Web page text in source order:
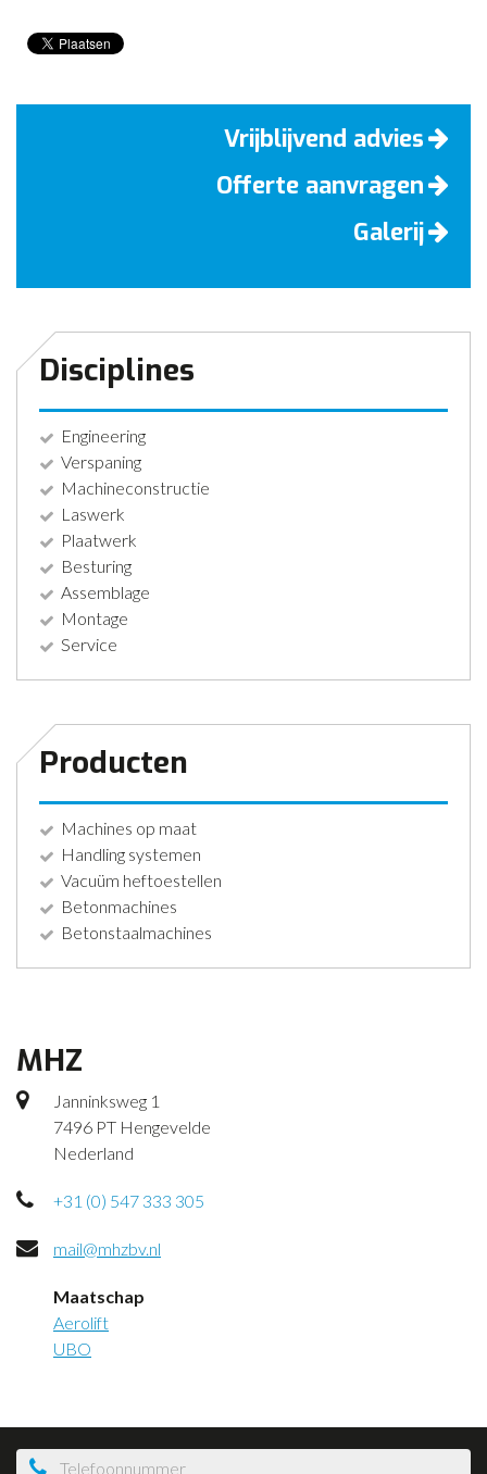
Vrijblijvend advies
Offerte aanvragen
Galerij
Disciplines
Engineering
Verspaning
Machineconstructie
Laswerk
Plaatwerk
Besturing
Assemblage
Montage
Service
Producten
Machines op maat
Handling systemen
Vacuüm heftoestellen
Betonmachines
Betonstaalmachines
MHZ
Janninksweg 1
7496 PT Hengevelde
Nederland
+31 (0) 547 333 305
mail@mhzbv.nl
Maatschap
Aerolift
UBO